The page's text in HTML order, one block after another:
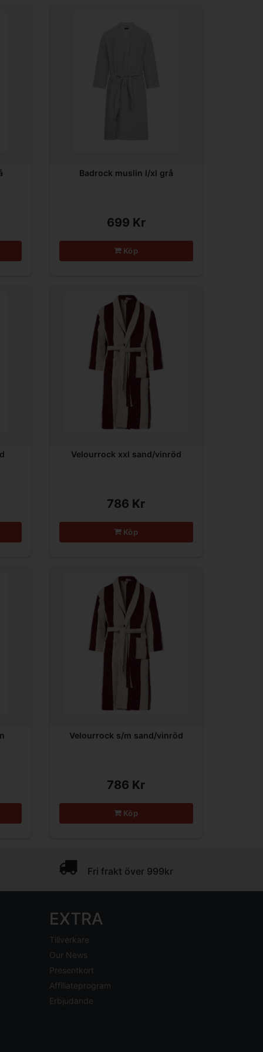
Badrock muslin l/xl grå
699 Kr
Köp
Velourrock xxl sand/vinröd
786 Kr
Köp
Velourrock s/m sand/vinröd
786 Kr
Köp
Fri frakt över 999kr
EXTRA
Tillverkare
Our News
Presentkort
Affiliateprogram
Erbjudande